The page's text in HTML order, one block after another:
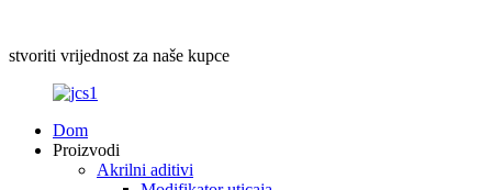
stvoriti vrijednost za naše kupce
Dom
Proizvodi
Akrilni aditivi